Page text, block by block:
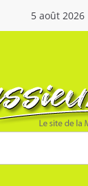
5 août 2026